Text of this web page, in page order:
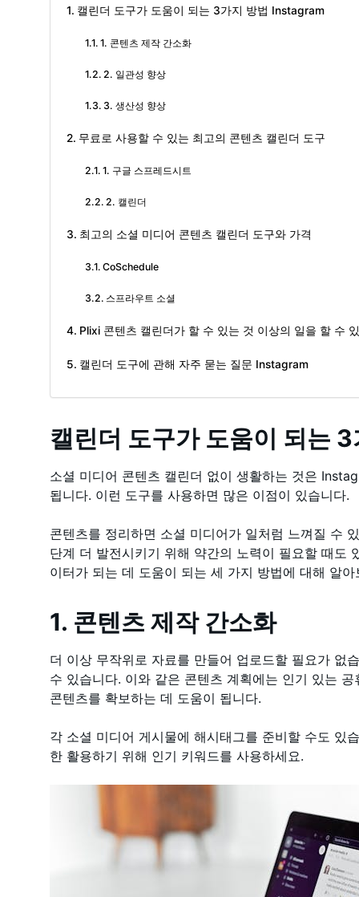
캘린더 도구가 도움이 되는 3가지 방법 Instagram
1. 콘텐츠 제작 간소화
2. 일관성 향상
3. 생산성 향상
무료로 사용할 수 있는 최고의 콘텐츠 캘린더 도구
1. 구글 스프레드시트
2. 캘린더
최고의 소셜 미디어 콘텐츠 캘린더 도구와 가격
CoSchedule
스프라우트 소셜
Plixi 콘텐츠 캘린더가 할 수 있는 것 이상의 일을 할 수
캘린더 도구에 관해 자주 묻는 질문 Instagram
캘린더 도구가 도움이 되는
소셜 미디어 콘텐츠 캘린더 없이 생활하는 것은
됩니다. 이런 도구를 사용하면 많은 이점이 있습니다.
콘텐츠를 정리하면 소셜 미디어가 일처럼 느껴질 수
단계 더 발전시키기 위해 약간의 노력이 필요할 때도
이터가 되는 데 도움이 되는 세 가지 방법에 대해 알아
1. 콘텐츠 제작 간소화
더 이상 무작위로 자료를 만들어 업로드할 필요가 없
수 있습니다. 이와 같은 콘텐츠 계획에는 인기 있는
콘텐츠를 확보하는 데 도움이 됩니다.
각 소셜 미디어 게시물에 해시태그를 준비할 수도 있
한 활용하기 위해 인기 키워드를 사용하세요.